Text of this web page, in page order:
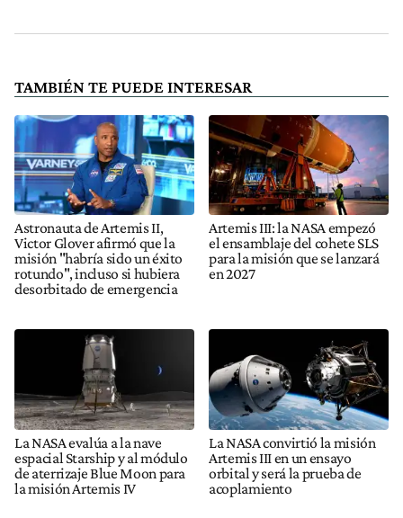
TAMBIÉN TE PUEDE INTERESAR
Astronauta de Artemis II,
Victor Glover afirmó que la
misión "habría sido un éxito
rotundo", incluso si hubiera
desorbitado de emergencia
Artemis III: la NASA empezó
el ensamblaje del cohete SLS
para la misión que se lanzará
en 2027
La NASA evalúa a la nave
espacial Starship y al módulo
de aterrizaje Blue Moon para
la misión Artemis IV
La NASA convirtió la misión
Artemis III en un ensayo
orbital y será la prueba de
acoplamiento